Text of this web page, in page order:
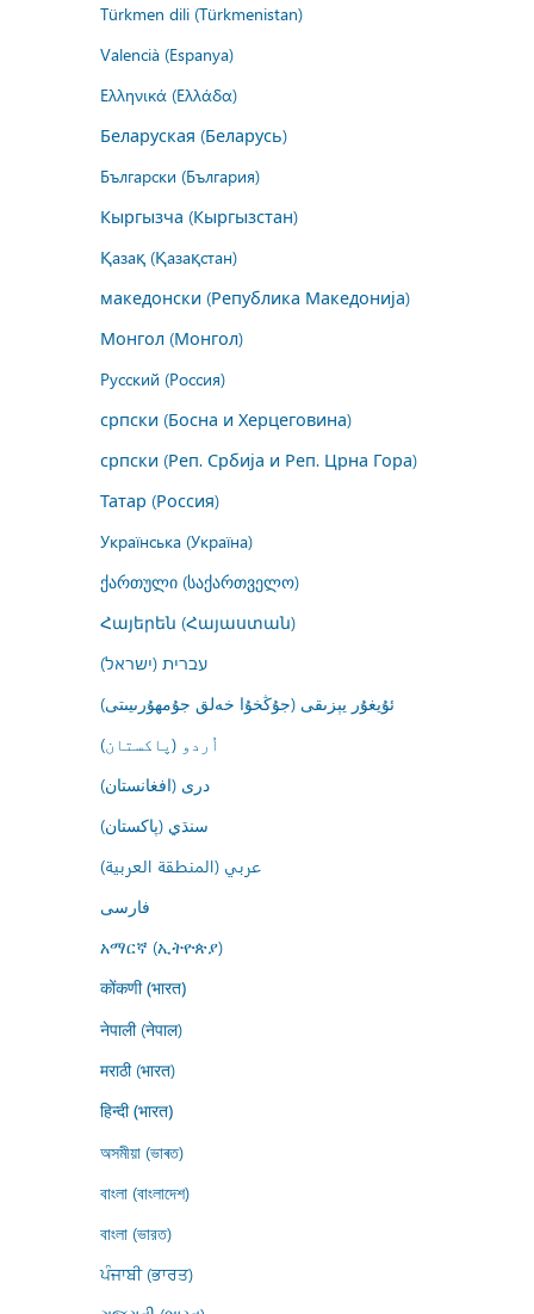
Türkmen dili (Türkmenistan)
Valencià (Espanya)
Ελληνικά (Ελλάδα)
Беларуская (Беларусь)
Български (България)
Кыргызча (Кыргызстан)
Қазақ (Қазақстан)
македонски (Република Македонија)
Монгол (Монгол)
Русский (Россия)
српски (Босна и Херцеговина)
српски (Реп. Србија и Реп. Црна Гора)
Татар (Россия)
Українська (Україна)
ქართული (საქართველო)
Հայերեն (Հայաստան)
עברית (ישראל)
ئۇيغۇر يېزىقى (جۇڭخۇا خەلق جۇمھۇرىيىتى)
اُردو (پاکستان)
درى (افغانستان)
سنڌي (پاکستان)
عربي (المنطقة العربية)
فارسى
አማርኛ (ኢትዮጵያ)
कोंकणी (भारत)
नेपाली (नेपाल)
मराठी (भारत)
हिन्दी (भारत)
অসমীয়া (ভাৰত)
বাংলা (বাংলাদেশ)
বাংলা (ভারত)
ਪੰਜਾਬੀ (ਭਾਰਤ)